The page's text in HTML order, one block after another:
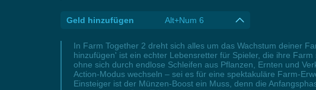
Geld hinzufügen Alt+Num 6
In Farm Together 2 dreht sich alles um das Wachstum deiner
hinzufügen' ist ein echter Lebensretter für Spieler, die ihre
ohne sich durch endlose Schleifen aus Pflanzen, Ernten und
Action-Modus wechseln – sei es für eine spektakuläre Farm-
Einsteiger ist der Münzen-Boost ein Muss, denn die